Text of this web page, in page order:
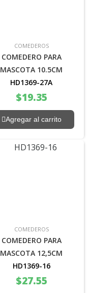
COMEDEROS
COMEDERO PARA
MASCOTA 10.5CM
HD1369-27A
$19.35
Agregar al carrito
COMEDEROS
COMEDERO PARA
MASCOTA 12,5CM
HD1369-16
$27.55